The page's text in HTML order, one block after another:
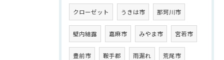
クローゼット うきは市 那珂川市
壁内結露 嘉麻市 みやま市 宮若市
豊前市 鞍手郡 雨漏れ 荒尾市